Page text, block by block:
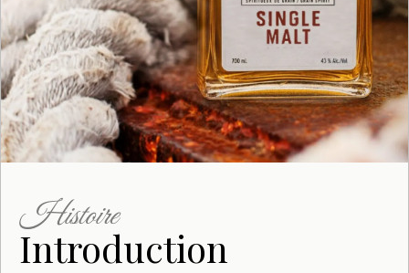
Histoire
Introduction